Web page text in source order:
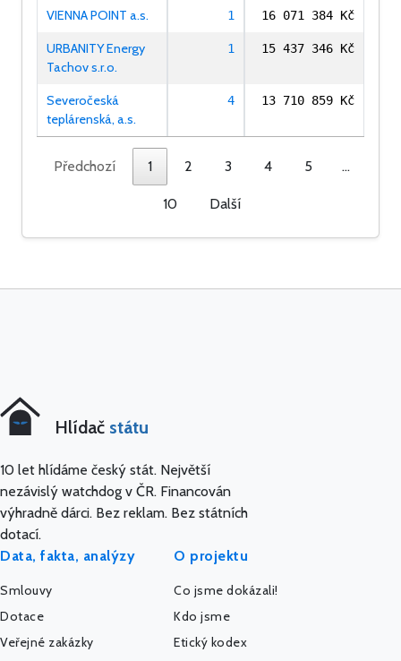
VIENNA POINT a.s. 1 16 071 384 Kč
URBANITY Energy
Tachov s.r.o.
1 15 437 346 Kč
Severočeská
teplárenská, a.s.
4 13 710 859 Kč
Předchozí 1 2 3 4 5 …
10 Další
Hlídač státu
10 let hlídáme český stát. Největší
nezávislý watchdog v ČR. Financován
výhradně dárci. Bez reklam. Bez státních
dotací.
Data, fakta, analýzy
Smlouvy
Dotace
Veřejné zakázky
O projektu
Co jsme dokázali!
Kdo jsme
Etický kodex